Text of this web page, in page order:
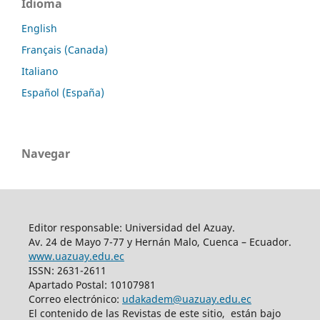
Idioma
English
Français (Canada)
Italiano
Español (España)
Navegar
Editor responsable: Universidad del Azuay.
Av. 24 de Mayo 7-77 y Hernán Malo, Cuenca – Ecuador.
www.uazuay.edu.ec
ISSN: 2631-2611
Apartado Postal: 10107981
Correo electrónico: udakadem@uazuay.edu.ec
El contenido de las Revistas de este sitio, están bajo